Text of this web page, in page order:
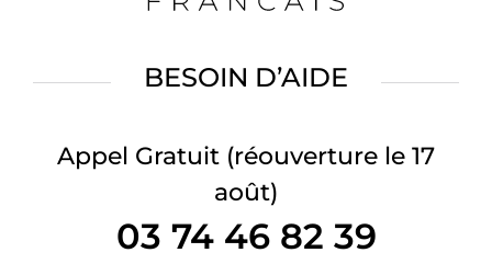
BESOIN D’AIDE
Appel Gratuit (réouverture le 17
août)
03 74 46 82 39